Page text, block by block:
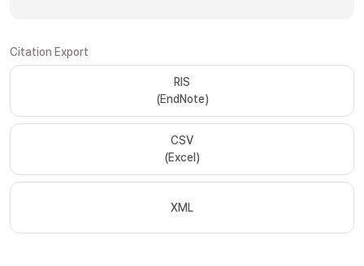
Citation Export
RIS
(EndNote)
CSV
(Excel)
XML